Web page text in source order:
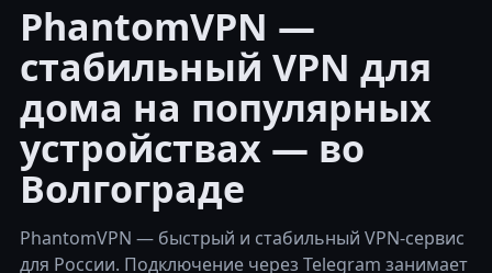
PhantomVPN —
стабильный VPN для
дома на популярных
устройствах — во
Волгограде
PhantomVPN — быстрый и стабильный VPN-сервис
для России. Подключение через Telegram занимает